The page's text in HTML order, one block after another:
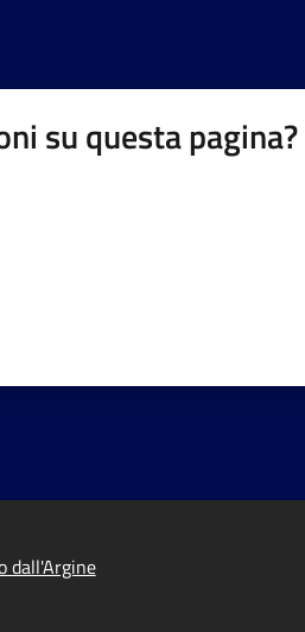
su questa pagina?
dall'Argine